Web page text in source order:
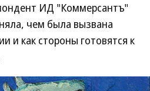
ИД "Коммерсантъ"
чем была вызвана
и как стороны готовятся к